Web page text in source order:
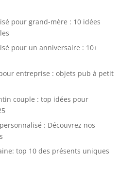
pour grand-mère : 10 idées
pour un anniversaire : 10+
entreprise : objets pub à petit
couple : top idées pour
: Découvrez nos
top 10 des présents uniques